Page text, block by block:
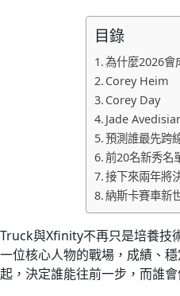
目錄
為什麼2026會
Corey Heim
Corey Day
Jade
預測誰最先跨
前20名新秀名
接下來兩年將
納斯卡賽車新
Truck與Xfinity不再只是培養技
一位核心人物的戰場，成績、
起，決定誰能往前一步，而誰會